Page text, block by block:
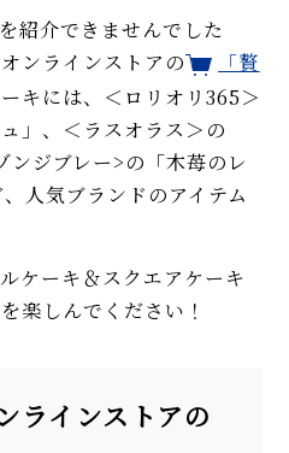
紹介できませんでした
ンラインストアの
「贅
キには、＜ロリオリ365＞
」、＜ラスオラス＞の
ンジブレー>の「木苺のレ
人気ブランドのアイテム
ケーキ＆スクエアケーキ
楽しんでください！
ラインストアの